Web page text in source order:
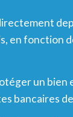
en fonction
un bien
bancaires